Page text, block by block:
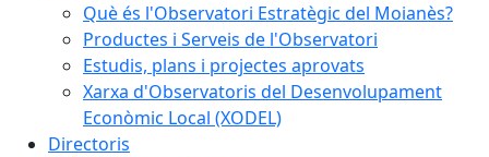
Què és l'Observatori Estratègic del Moianès?
Productes i Serveis de l'Observatori
Estudis, plans i projectes aprovats
Xarxa d'Observatoris del Desenvolupament
Econòmic Local (XODEL)
Directoris